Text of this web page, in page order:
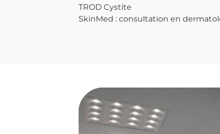
TROD Cystite
SkinMed : consultation en